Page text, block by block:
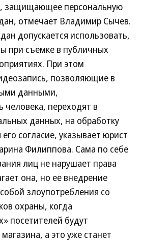
защищающее персональную
отмечает Владимир Сычев.
допускается использовать,
при съемке в публичных
При этом
позволяющие в
данными,
переходят в
данных, на обработку
согласие, указывает юрист
Филиппова. Сама по себе
лиц не нарушает права
она, но ее внедрение
злоупотребления со
охраны, когда
посетителей будут
а это уже станет